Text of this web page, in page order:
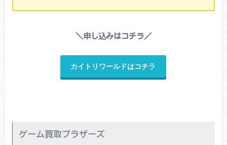
＼申し込みはコチラ／
カイトリワールドはコチラ
ゲーム買取ブラザーズ